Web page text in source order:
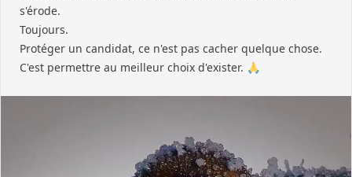
s'érode.
Toujours.
Protéger un candidat, ce n'est pas cacher quelque chose.
C'est permettre au meilleur choix d'exister. 🙏